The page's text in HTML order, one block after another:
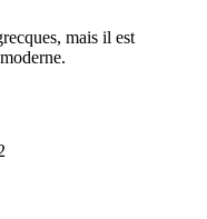
mais il est